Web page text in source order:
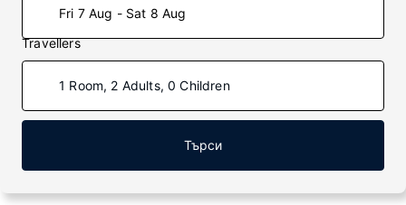
Fri 7 Aug - Sat 8 Aug
Travellers
1 Room, 2 Adults, 0 Children
Търси